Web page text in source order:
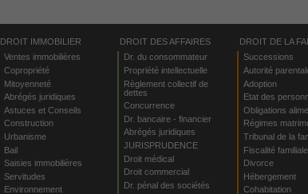
DROIT IMMOBILIER
Ventes immobilières
Copropriété
Mitoyenneté
Abrégés juridiques
Astuces et Conseils
Construction
Urbanisme
Bail
Saisies immobilières
Servitudes
Environnement
DROIT DES AFFAIRES
Dr. du consommateur
Propriété intellectuelle
Règlement collectif de
dettes
Concurrence
Dr. bancaire - financier
Abrégés juridiques
JURISPRUDENCE
Droit médical
Droit commercial
Dr. pénal des sociétés
DROIT DE LA
Successions
Autorité
Adoption
Etat des
Obligations
Régimes
Tribunal de la
Fiscalité familiale
Divorce
Hébergement
Cohabitation